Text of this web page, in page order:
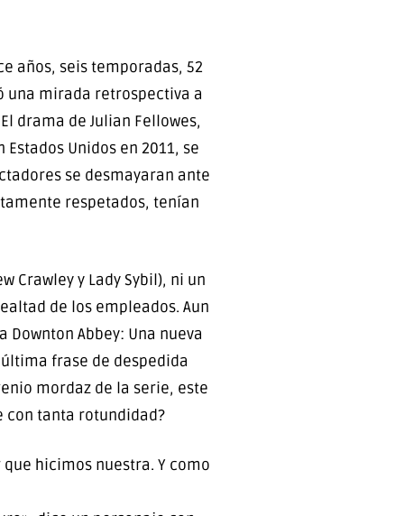
años, seis temporadas, 52
una mirada retrospectiva a
drama de Julian Fellowes,
Unidos en 2011, se
se desmayaran ante
respetados, tenían
Crawley y Lady Sybil), ni un
de los empleados. Aun
Abbey: Una nueva
frase de despedida
mordaz de la serie, este
con tanta rotundidad?
hicimos nuestra. Y como